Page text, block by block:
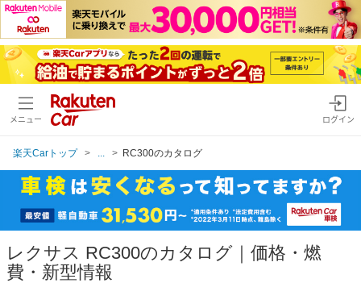
メニュー ログイン
楽天Carトップ RC300のカタログ
レクサス RC300のカタログ｜価格・燃
費・新型情報